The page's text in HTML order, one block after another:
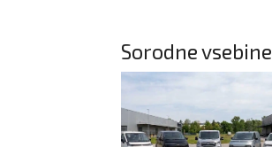
Sorodne vsebine